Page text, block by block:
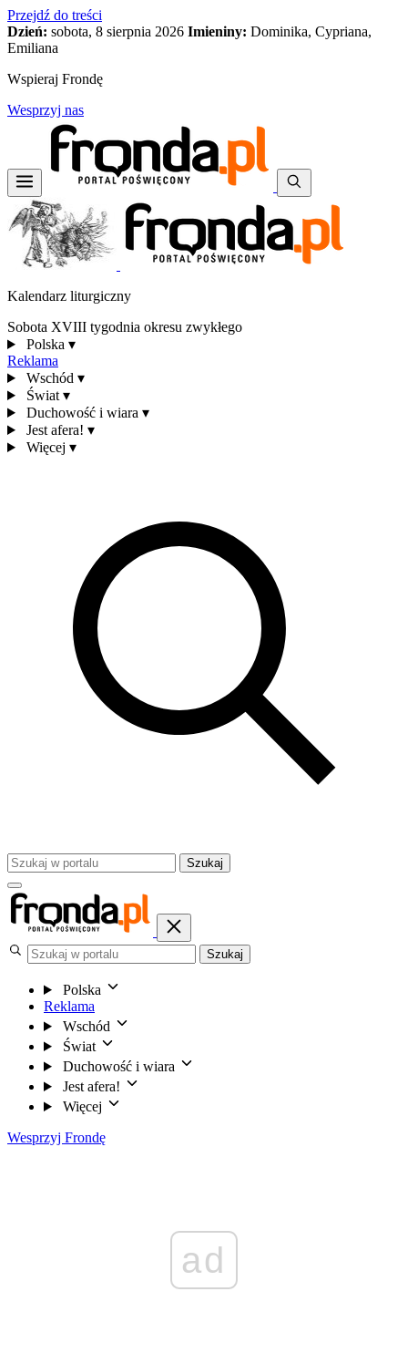
Przejdź do treści
Dzień: sobota, 8 sierpnia 2026 Imieniny: Dominika, Cypriana,
Emiliana
Wspieraj Frondę
Wesprzyj nas
Kalendarz liturgiczny
Sobota XVIII tygodnia okresu zwykłego
Polska ▾
Reklama
Wschód ▾
Świat ▾
Duchowość i wiara ▾
Jest afera! ▾
Więcej ▾
Szukaj
Szukaj
Polska
Reklama
Wschód
Świat
Duchowość i wiara
Jest afera!
Więcej
Wesprzyj Frondę
ad